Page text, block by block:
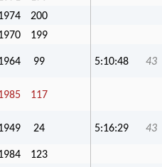
200
199
99 5:10:48 43
117
24 5:16:29 43
123